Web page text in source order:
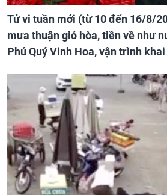
Tử vi tuần mới (từ 10 đến 16/8/
mưa thuận gió hòa, tiền về như
Phú Quý Vinh Hoa, vận trình